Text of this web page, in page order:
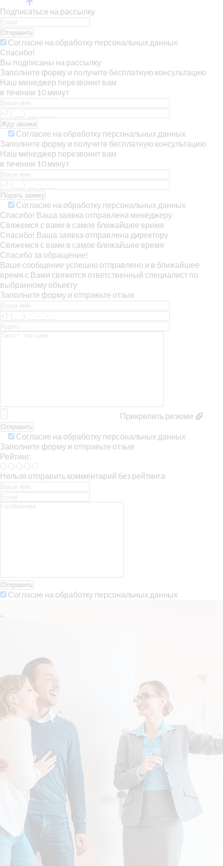
Подписаться на рассылку
Отправить
Согласие на обработку персональных данных
Спасибо!
Вы подписаны на рассылку
Заполните форму и получите бесплатную консультацию
Наш менеджер перезвонит вам
в течении 10 минут
Согласие на обработку персональных данных
Заполните форму и получите бесплатную консультацию
Наш менеджер перезвонит вам
в течении 10 минут
Согласие на обработку персональных данных
Спасибо! Ваша заявка отправлена менеджеру
Свяжемся с вами в самое ближайшее время
Спасибо! Ваша заявка отправлена директору
Свяжемся с вами в самое ближайшее время
Спасибо за обращение!
Ваше сообщение успешно отправлено и в ближайшее
время с Вами свяжется ответственный специалист по
выбранному объекту
Заполните форму и отправьте отзыв
Прикрепить резюме
Согласие на обработку персональных данных
Заполните форму и отправьте отзыв
Рейтинг:
Нельзя отправить комментарий без рейтинга
Отправить
Согласие на обработку персональных данных